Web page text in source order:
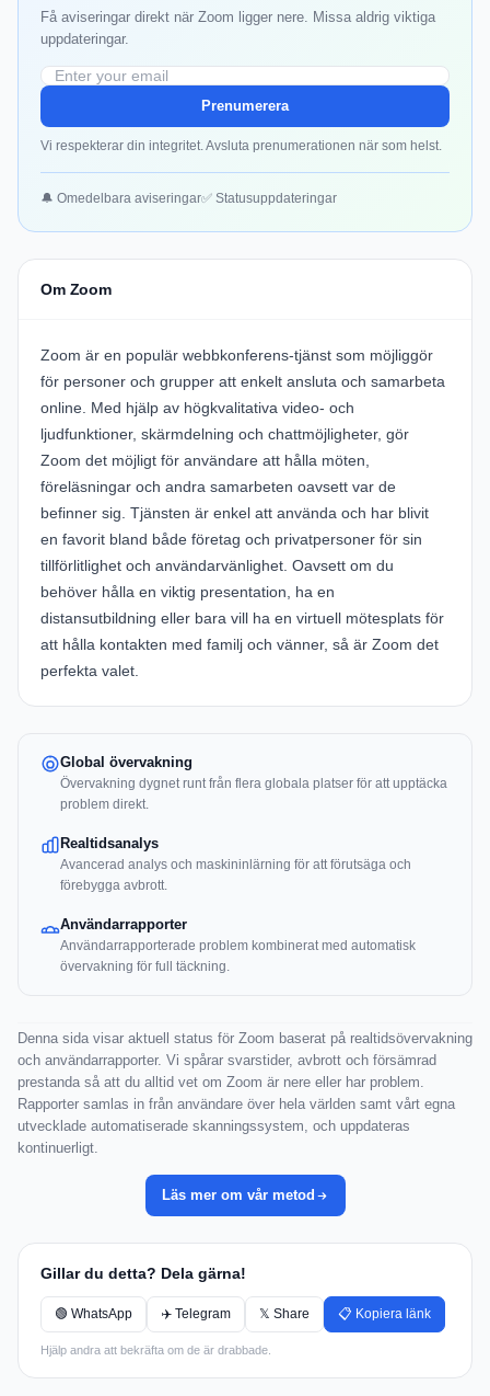
Få aviseringar direkt när Zoom ligger nere. Missa aldrig viktiga
uppdateringar.
Prenumerera
Vi respekterar din integritet. Avsluta prenumerationen när som helst.
🔔 Omedelbara aviseringar✅ Statusuppdateringar
Om Zoom
Zoom är en populär webbkonferens-tjänst som möjliggör
för personer och grupper att enkelt ansluta och samarbeta
online. Med hjälp av högkvalitativa video- och
ljudfunktioner, skärmdelning och chattmöjligheter, gör
Zoom det möjligt för användare att hålla möten,
föreläsningar och andra samarbeten oavsett var de
befinner sig. Tjänsten är enkel att använda och har blivit
en favorit bland både företag och privatpersoner för sin
tillförlitlighet och användarvänlighet. Oavsett om du
behöver hålla en viktig presentation, ha en
distansutbildning eller bara vill ha en virtuell mötesplats för
att hålla kontakten med familj och vänner, så är Zoom det
perfekta valet.
Global övervakning
Övervakning dygnet runt från flera globala platser för att upptäcka
problem direkt.
Realtidsanalys
Avancerad analys och maskininlärning för att förutsäga och
förebygga avbrott.
Användarrapporter
Användarrapporterade problem kombinerat med automatisk
övervakning för full täckning.
Denna sida visar aktuell status för Zoom baserat på realtidsövervakning
och användarrapporter. Vi spårar svarstider, avbrott och försämrad
prestanda så att du alltid vet om Zoom är nere eller har problem.
Rapporter samlas in från användare över hela världen samt vårt egna
utvecklade automatiserade skanningssystem, och uppdateras
kontinuerligt.
Läs mer om vår metod
Gillar du detta? Dela gärna!
🟢 WhatsApp ✈️ Telegram 𝕏 Share 📋 Kopiera länk
Hjälp andra att bekräfta om de är drabbade.